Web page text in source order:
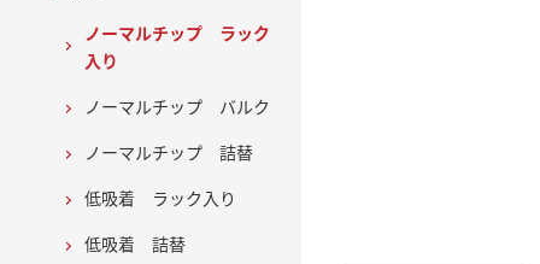
ノーマルチップ ラック
入り
ノーマルチップ バルク
ノーマルチップ 詰替
低吸着 ラック入り
低吸着 詰替